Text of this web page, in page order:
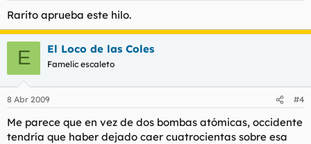
Rarito aprueba este hilo.
E El Loco de las Coles
Famelic escaleto
8 Abr 2009 #4
Me parece que en vez de dos bombas atómicas, occidente
tendría que haber dejado caer cuatrocientas sobre esa